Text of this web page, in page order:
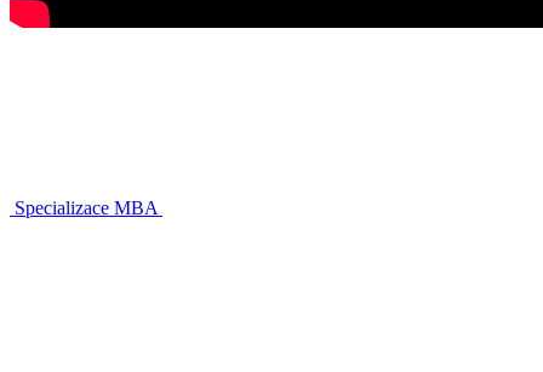
Specializace MBA